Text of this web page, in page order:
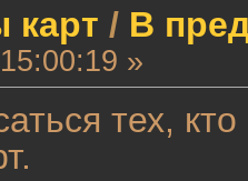
карт / В
»
тех,